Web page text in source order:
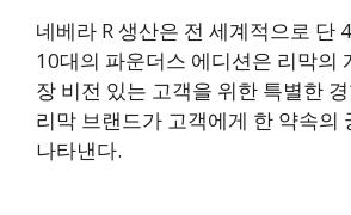
네베라 R 생산은 전 세계적으로 단
10대의 파운더스 에디션은 리막의
장 비전 있는 고객을 위한 특별한
리막 브랜드가 고객에게 한 약속의
나타낸다.